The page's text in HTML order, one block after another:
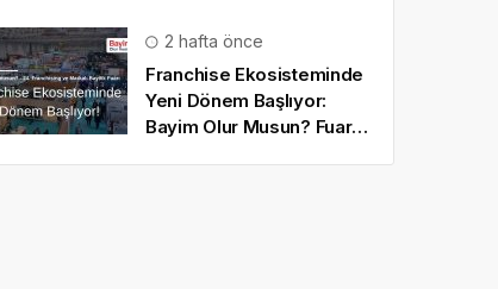
2 hafta önce
Franchise Ekosisteminde
Yeni Dönem Başlıyor:
Bayim Olur Musun? Fuarı